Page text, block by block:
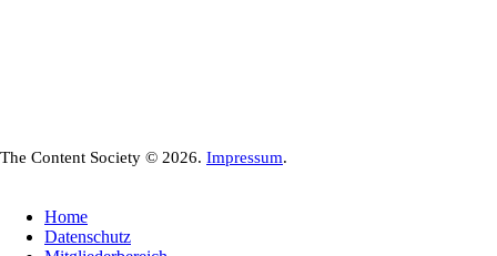
The Content Society © 2026. Impressum.
Home
Datenschutz